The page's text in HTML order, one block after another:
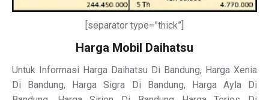
[separator type=”thick”]
Harga Mobil Daihatsu
Untuk Informasi Harga Daihatsu Di Bandung, Harga Xenia
Di Bandung, Harga Sigra Di Bandung, Harga Ayla Di